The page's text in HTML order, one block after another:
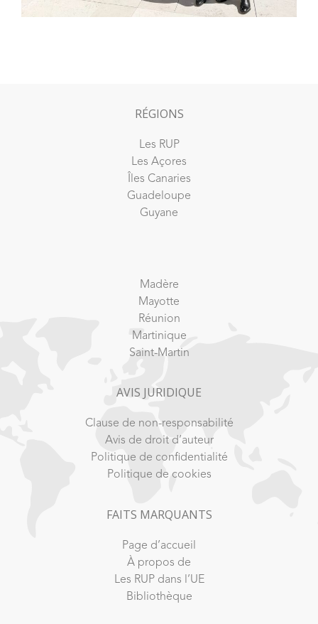
RÉGIONS
Les RUP
Les Açores
Îles Canaries
Guadeloupe
Guyane
Madère
Mayotte
Réunion
Martinique
Saint-Martin
AVIS JURIDIQUE
Clause de non-responsabilité
Avis de droit d’auteur
Politique de confidentialité
Politique de cookies
FAITS MARQUANTS
Page d’accueil
À propos de
Les RUP dans l’UE
Bibliothèque